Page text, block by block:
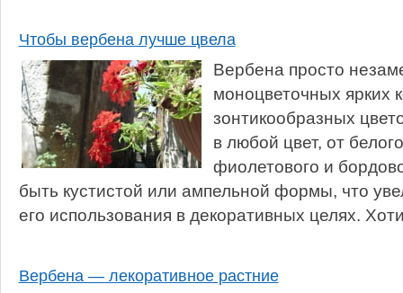
Чтобы вербена лучше цвела
Вербена просто
моноцветочных ярких
зонтикообразных
в любой цвет, от
фиолетового и
быть кустистой или ампельной формы, что
его использования в декоративных целях.
Вербена — лекоративное растние